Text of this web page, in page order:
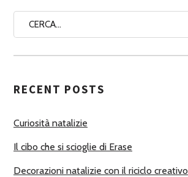
A
U
O
I
RECENT POSTS
Curiosità natalizie
Il cibo che si scioglie di Erase
Decorazioni natalizie con il riciclo creativo